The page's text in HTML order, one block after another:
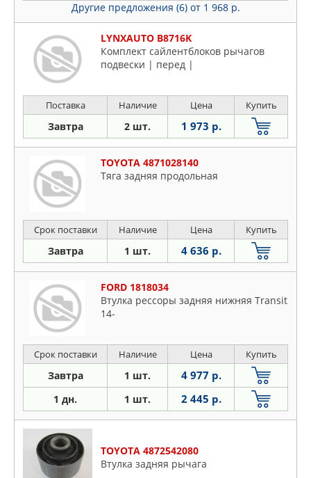
Другие предложения (6) от 1 968 р.
LYNXAUTO B8716K
Комплект сайлентблоков рычагов
подвески | перед |
Поставка Наличие Цена Купить
Завтра 2 шт. 1 973 р.
TOYOTA 4871028140
Тяга задняя продольная
Срок поставки Наличие Цена Купить
Завтра 1 шт. 4 636 р.
FORD 1818034
Втулка рессоры задняя нижняя Transit
14-
Срок поставки Наличие Цена Купить
Завтра 1 шт. 4 977 р.
1 дн. 1 шт. 2 445 р.
TOYOTA 4872542080
Втулка задняя рычага